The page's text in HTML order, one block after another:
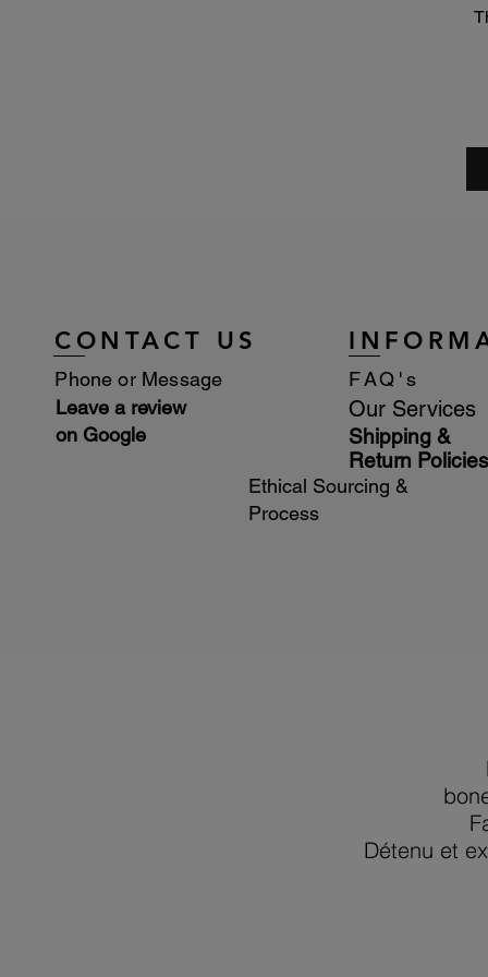
CONTACT US
Phone or Message
Leave a review
on Google
FAQ's
Our Services
Shipping &
Return
Ethical Sourcing &
Process
Détenu et